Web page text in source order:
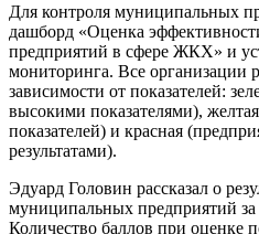
Для контроля муниципальных
дашборд «Оценка
предприятий в сфере ЖКХ» и
мониторинга. Все организации
зависимости от показателей:
высокими показателями),
показателей) и красная
результатами).
Эдуард Головин рассказал о
муниципальных предприятий за
Количество баллов при оценке